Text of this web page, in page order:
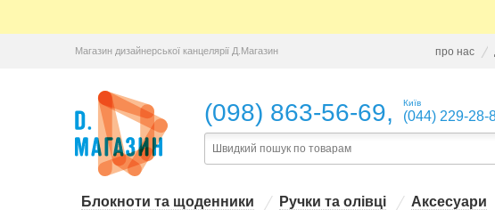
Магазин дизайнерської канцелярії Д.Магазин про нас
(098) 863-56-69, Київ
(044) 229-28-
Блокноти та щоденники Ручки та олівці Аксесуари